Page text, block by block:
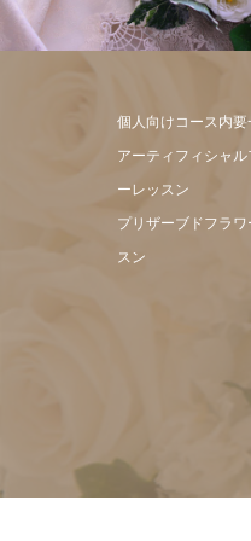
フラワーア
個人向けコース内要
アーティフィシャル
ーレッスン
プリザーブドフラワ
スン